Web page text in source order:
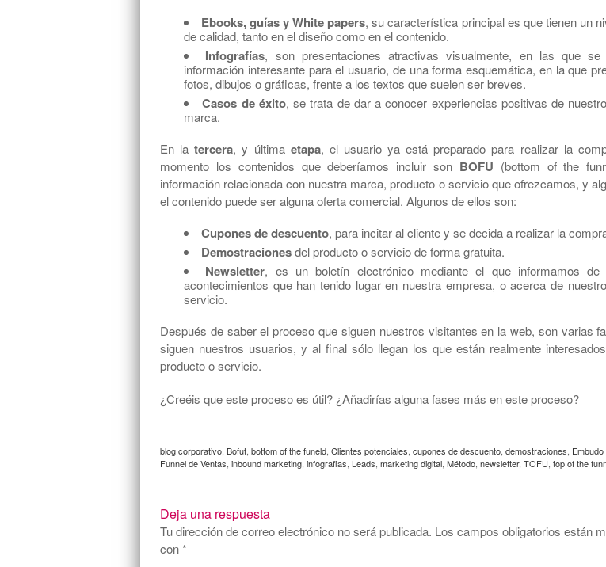
Ebooks, guías y White papers, su característica principal es que tienen un
de calidad, tanto en el diseño como en el contenido.
Infografías, son presentaciones atractivas visualmente, en las que
información interesante para el usuario, de una forma esquemática, en la que
fotos, dibujos o gráficas, frente a los textos que suelen ser breves.
Casos de éxito, se trata de dar a conocer experiencias positivas de
marca.
En latercera, y última etapa, el usuario ya está preparado para realizar la
momento los contenidos que deberíamos incluir son BOFU (bottom of the
información relacionada con nuestra marca, producto o servicio que ofrezcamos, y
el contenido puede ser alguna oferta comercial. Algunos de ellos son:
Cupones de descuento, para incitar al cliente y se decida a realizar la
Demostracionesdel producto o servicio de forma gratuita.
Newsletter, es un boletín electrónico mediante el que informamos de
acontecimientos que han tenido lugar en nuestra empresa, o acerca de
servicio.
Después de saber el proceso que siguen nuestros visitantes en la web, son varias
siguen nuestros usuarios, y al final sólo llegan los que están realmente
producto o servicio.
¿Creéis que este proceso es útil? ¿Añadirías alguna fases más en este proceso?
blog corporativo Bofut bottom of the funeld Clientes potenciales cupones de descuento demostraciones
Funnel de Ventas inbound marketing infografias Leads marketing digital Método newsletter, TOFU top of the
Deja una respuesta
Tu dirección de correo electrónico no será publicada. Los campos obligatorios están
con*